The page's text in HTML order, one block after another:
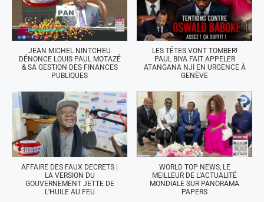
JEAN MICHEL NINTCHEU
DÉNONCE LOUIS PAUL MOTAZÉ
& SA GESTION DES FINANCES
PUBLIQUES
LES TÊTES VONT TOMBER!
PAUL BIYA FAIT APPELER
ATANGANA NJI EN URGENCE À
GENÈVE
AFFAIRE DES FAUX DECRETS |
LA VERSION DU
GOUVERNEMENT JETTE DE
L'HUILE AU FEU
WORLD TOP NEWS, LE
MEILLEUR DE L'ACTUALITÉ
MONDIALE SUR PANORAMA
PAPERS